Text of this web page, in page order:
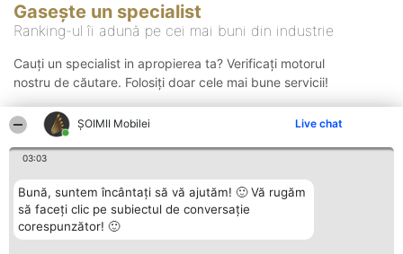
ȘOIMII Mobilei Live chat
03:03
Bună, suntem încântați să vă ajutăm! 🙂 Vă rugăm
să faceți clic pe subiectul de conversație
corespunzător! 🙂
Gasește un specialist
Ranking-ul îi adună pe cei mai buni din industrie
Cauți un specialist in apropierea ta? Verificați motorul
nostru de căutare. Folosiți doar cele mai bune servicii!